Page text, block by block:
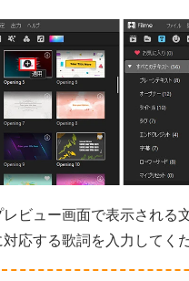
ビュー画面で表示される
応する歌詞を入力してくだ